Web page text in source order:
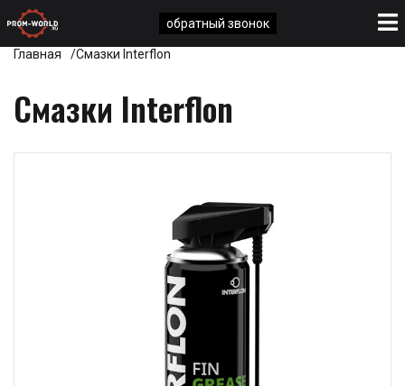
Главная Смазки Interflon
Смазки Interflon
обратный звонок